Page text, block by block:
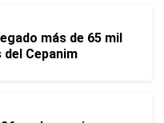
más de 65 mil
Cepanim